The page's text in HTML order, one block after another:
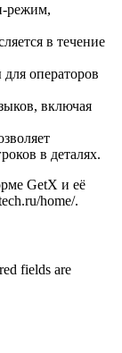
в течение
операторов
включая
в деталях.
GetX и её
home/.
fields are